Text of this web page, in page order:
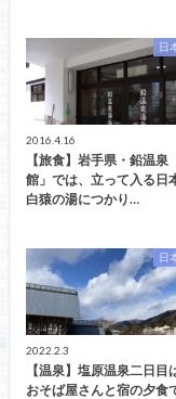
日
2016.4.16
【旅食】岩手県・鉛温泉
館」では、立って入る日
白猿の湯につかり…
日
2022.2.3
【温泉】塩原温泉二日目
おそば屋さんと宿の夕食